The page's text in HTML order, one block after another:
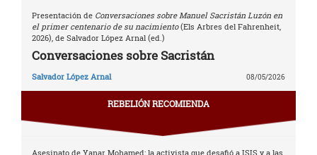
Presentación de Conversaciones sobre Manuel Sacristán Luzón en
el primer centenario de su nacimiento(Els Arbres del Fahrenheit,
2026), de Salvador López Arnal (ed.)
Conversaciones sobre Sacristán
Salvador López Arnal 08/05/2026
REBELIÓN RECOMIENDA
Asesinato de Yanar Mohamed: la activista que desafió a ISIS y a las